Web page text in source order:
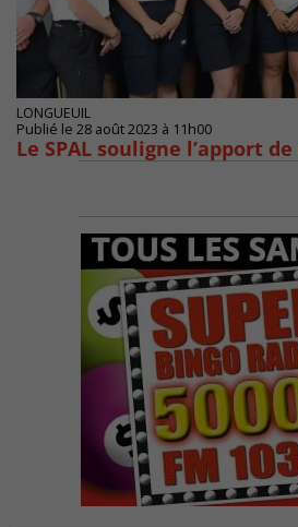
LONGUEUIL
Publié le 28 août 2023 à 11h00
Le SPAL souligne l’apport